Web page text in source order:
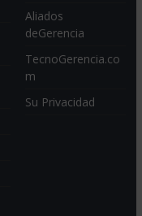
Aliados
deGerencia
TecnoGerencia.co
m
Su Privacidad